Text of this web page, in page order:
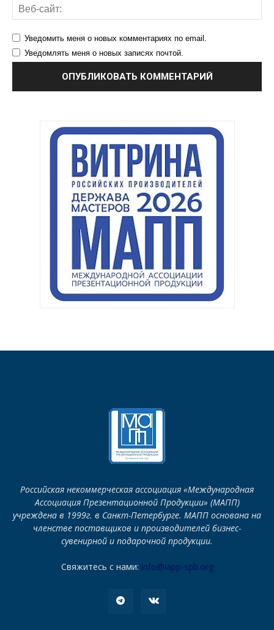
Уведомить меня о новых комментариях по email.
Уведомлять меня о новых записях почтой.
Российская некоммерческая ассоциация «Международная
Ассоциация Презентационной Продукции» (МАПП)
учреждена в 1999г. в Санкт-Петербурге. МАПП основана на
членстве поставщиков и производителей бизнес-
сувенирной и подарочной продукции.
Свяжитесь с нами: info@iapp-spb.org